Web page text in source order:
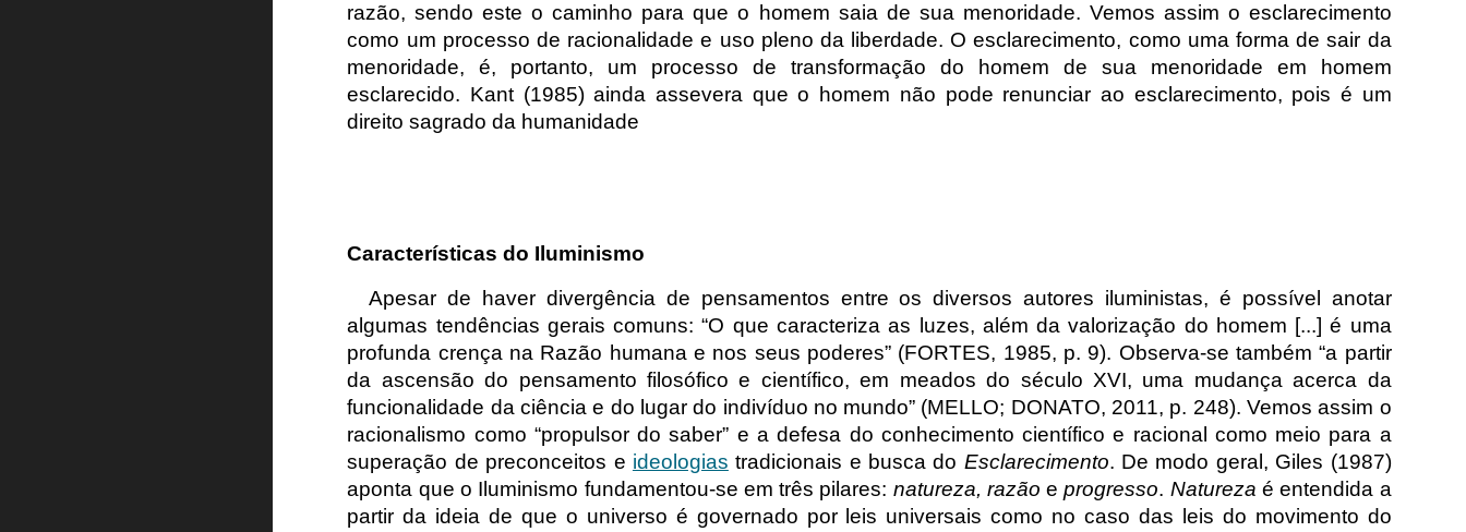
razão, sendo este o caminho para que o homem saia de sua menoridade. Vemos assim o esclarecimento
como um processo de racionalidade e uso pleno da liberdade. O esclarecimento, como uma forma de sair da
menoridade, é, portanto, um processo de transformação do homem de sua menoridade em homem
esclarecido. Kant (1985) ainda assevera que o homem não pode renunciar ao esclarecimento, pois é um
direito sagrado da humanidade
Características do Iluminismo
Apesar de haver divergência de pensamentos entre os diversos autores iluministas, é possível anotar
algumas tendências gerais comuns: “O que caracteriza as luzes, além da valorização do homem [...] é uma
profunda crença na Razão humana e nos seus poderes” (FORTES, 1985, p. 9). Observa-se também “a partir
da ascensão do pensamento filosófico e científico, em meados do século XVI, uma mudança acerca da
funcionalidade da ciência e do lugar do indivíduo no mundo” (MELLO; DONATO, 2011, p. 248). Vemos assim o
racionalismo como “propulsor do saber” e a defesa do conhecimento científico e racional como meio para a
superação de preconceitos e ideologias tradicionais e busca do Esclarecimento. De modo geral, Giles (1987)
aponta que o Iluminismo fundamentou-se em três pilares: natureza, razãoeprogresso. Naturezaé entendida a
partir da ideia de que o universo é governado por leis universais como no caso das leis do movimento do